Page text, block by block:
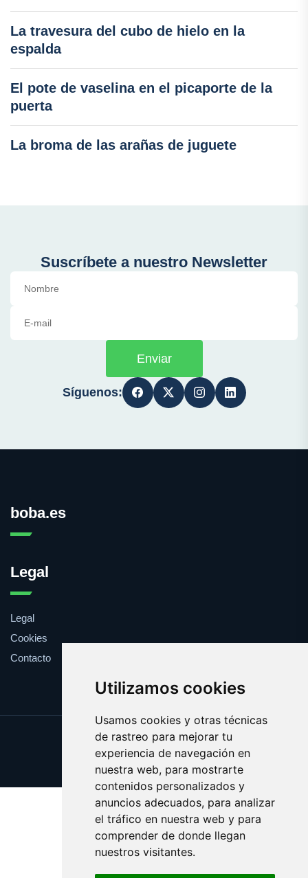
Utilizamos cookies
Usamos cookies y otras técnicas
de rastreo para mejorar tu
experiencia de navegación en
nuestra web, para mostrarte
contenidos personalizados y
anuncios adecuados, para analizar
el tráfico en nuestra web y para
comprender de donde llegan
nuestros visitantes.
La travesura del cubo de hielo en la
espalda
El pote de vaselina en el picaporte de la
puerta
La broma de las arañas de juguete
Suscríbete a nuestro Newsletter
Enviar
Síguenos:
boba.es
Legal
Legal
Cookies
Contacto
Update cookies preferences
Copyright © 2025 boba.es